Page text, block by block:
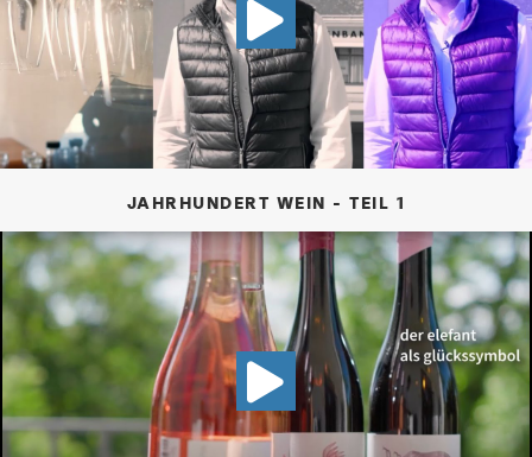
VIDEO
JAHRHUNDERT WEIN - TEIL 1
VIDEO AUF